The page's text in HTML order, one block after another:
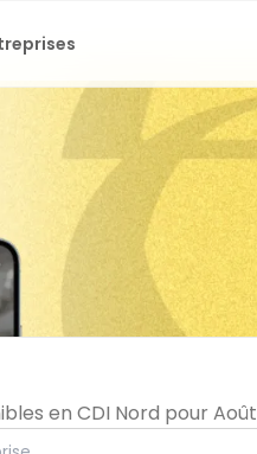
en CDI Nord pour